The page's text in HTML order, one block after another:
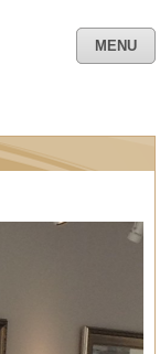
MENU